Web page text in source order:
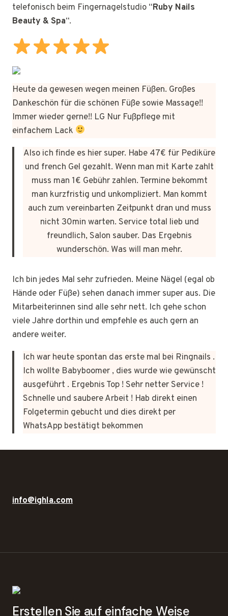
telefonisch beim Fingernagelstudio “Ruby Nails
Beauty & Spa“.
Heute da gewesen wegen meinen Füßen. Großes
Dankeschön für die schönen Füße sowie Massage!!
Immer wieder gerne!! LG Nur Fußpflege mit
einfachem Lack
Also ich finde es hier super. Habe 47€ für Pediküre
und french Gel gezahlt. Wenn man mit Karte zahlt
muss man 1€ Gebühr zahlen. Termine bekommt
man kurzfristig und unkompliziert. Man kommt
auch zum vereinbarten Zeitpunkt dran und muss
nicht 30min warten. Service total lieb und
freundlich, Salon sauber. Das Ergebnis
wunderschön. Was will man mehr.
Ich bin jedes Mal sehr zufrieden. Meine Nägel (egal ob
Hände oder Füße) sehen danach immer super aus. Die
Mitarbeiterinnen sind alle sehr nett. Ich gehe schon
viele Jahre dorthin und empfehle es auch gern an
andere weiter.
Ich war heute spontan das erste mal bei Ringnails .
Ich wollte Babyboomer , dies wurde wie gewünscht
ausgeführt . Ergebnis Top ! Sehr netter Service !
Schnelle und saubere Arbeit ! Hab direkt einen
Folgetermin gebucht und dies direkt per
WhatsApp bestätigt bekommen
info@ighla.com
Erstellen Sie auf einfache Weise